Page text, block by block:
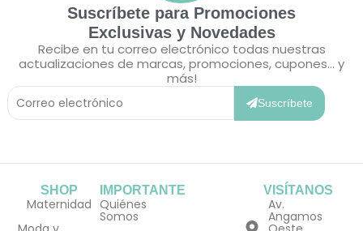
Suscríbete para Promociones
Exclusivas y Novedades
Recibe en tu correo electrónico todas nuestras
actualizaciones de marcas, promociones, cupones... y
más!
Correo
Electrónico
Suscríbete
SHOP
Maternidad
IMPORTANTE
Quiénes
Somos
VISÍTANOS
Av.
Angamos